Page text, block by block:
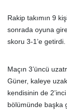
Rakip takımın 9
sonrada oyuna
skoru 3-1’e getirdi.
Maçın 3’üncü
Güner, kaleye
kendisinin de
bölümünde başka